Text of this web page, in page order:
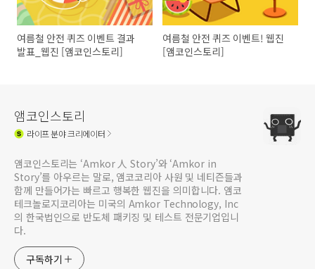
여름철 안전 퀴즈 이벤트 결과
발표_웹진 [앰코인스토리]
여름철 안전 퀴즈 이벤트! 웹진
[앰코인스토리]
앰코인스토리
라이프분야 크리에이터
앰코인스토리는 ‘Amkor 人 Story’와 ‘Amkor in
Story’를 아우르는 말로, 앰코코리아 사원 및 네티즌들과
함께 만들어가는 빠르고 행복한 웹진을 의미합니다. 앰코
테크놀로지코리아는 미국의 Amkor Technology, Inc
의 한국법인으로 반도체 패키징 및 테스트 전문기업입니
다.
구독하기